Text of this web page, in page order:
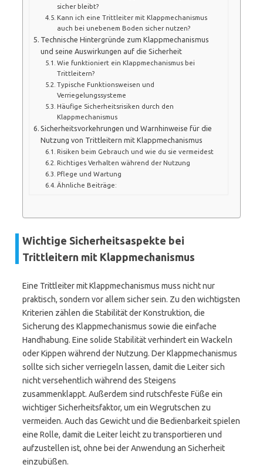
sicher bleibt?
Kann ich eine Trittleiter mit Klappmechanismus
auch bei unebenem Boden sicher nutzen?
Technische Hintergründe zum Klappmechanismus
und seine Auswirkungen auf die Sicherheit
Wie funktioniert ein Klappmechanismus bei
Trittleitern?
Typische Funktionsweisen und
Verriegelungssysteme
Häufige Sicherheitsrisiken durch den
Klappmechanismus
Sicherheitsvorkehrungen und Warnhinweise für die
Nutzung von Trittleitern mit Klappmechanismus
Risiken beim Gebrauch und wie du sie vermeidest
Richtiges Verhalten während der Nutzung
Pflege und Wartung
Ähnliche Beiträge:
Wichtige Sicherheitsaspekte bei
Trittleitern mit Klappmechanismus
Eine Trittleiter mit Klappmechanismus muss nicht nur
praktisch, sondern vor allem sicher sein. Zu den wichtigsten
Kriterien zählen die Stabilität der Konstruktion, die
Sicherung des Klappmechanismus sowie die einfache
Handhabung. Eine solide Stabilität verhindert ein Wackeln
oder Kippen während der Nutzung. Der Klappmechanismus
sollte sich sicher verriegeln lassen, damit die Leiter sich
nicht versehentlich während des Steigens
zusammenklappt. Außerdem sind rutschfeste Füße ein
wichtiger Sicherheitsfaktor, um ein Wegrutschen zu
vermeiden. Auch das Gewicht und die Bedienbarkeit spielen
eine Rolle, damit die Leiter leicht zu transportieren und
aufzustellen ist, ohne bei der Anwendung an Sicherheit
einzubüßen.